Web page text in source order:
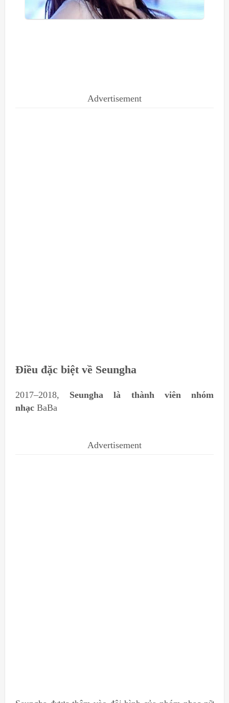
Advertisement
Điều đặc biệt về Seungha
2017–2018, Seungha là thành viên nhóm
nhạc BaBa
Advertisement